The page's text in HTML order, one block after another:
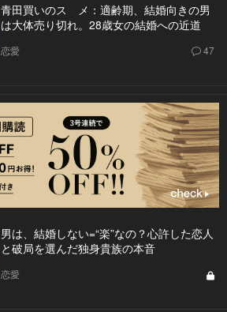
青田買いのスゝメ：適齢期、結婚向きの男
は大体売り切れ。28歳女の結婚への近道
恋愛 47
男は、結婚しない=“楽”なの？心許した恋人
と破局を選んだ独身貴族の本音
恋愛